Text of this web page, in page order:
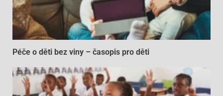
Péče o děti bez viny – časopis pro děti